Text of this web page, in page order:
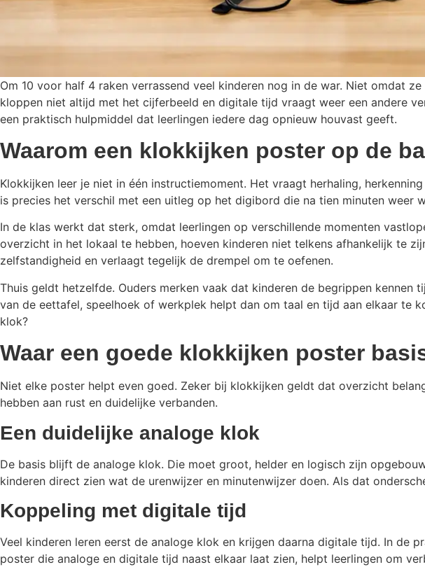
Om 10 voor half 4 raken verrassend veel kinderen nog in de war. Niet omdat
kloppen niet altijd met het cijferbeeld en digitale tijd vraagt weer een andere
een praktisch hulpmiddel dat leerlingen iedere dag opnieuw houvast geeft.
Waarom een klokkijken poster op de
Klokkijken leer je niet in één instructiemoment. Het vraagt herhaling,
is precies het verschil met een uitleg op het digibord die na tien minuten weer
In de klas werkt dat sterk, omdat leerlingen op verschillende momenten
overzicht in het lokaal te hebben, hoeven kinderen niet telkens afhankelijk te
zelfstandigheid en verlaagt tegelijk de drempel om te oefenen.
Thuis geldt hetzelfde. Ouders merken vaak dat kinderen de begrippen
van de eettafel, speelhoek of werkplek helpt dan om taal en tijd aan elkaar te
klok?
Waar een goede klokkijken poster
Niet elke poster helpt even goed. Zeker bij klokkijken geldt dat overzicht
hebben aan rust en duidelijke verbanden.
Een duidelijke analoge klok
De basis blijft de analoge klok. Die moet groot, helder en logisch zijn
kinderen direct zien wat de urenwijzer en minutenwijzer doen. Als dat
Koppeling met digitale tijd
Veel kinderen leren eerst de analoge klok en krijgen daarna digitale tijd. In de
poster die analoge en digitale tijd naast elkaar laat zien, helpt leerlingen om